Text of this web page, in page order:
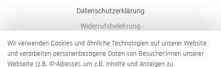
Datenschutzerklärung
Widerrufsbelehrung
AGB
Impressum
Wir verwenden Cookies und ähnliche Technologien auf unserer Website
und verarbeiten personenbezogene Daten von Besucher:innen unserer
Webseite (z.B. IP-Adresse), um z.B. Inhalte und Anzeigen zu